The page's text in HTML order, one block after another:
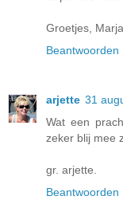
Groetjes,
Beantwoorden
arjette 31
Wat een
zeker blij mee
gr. arjette.
Beantwoorden